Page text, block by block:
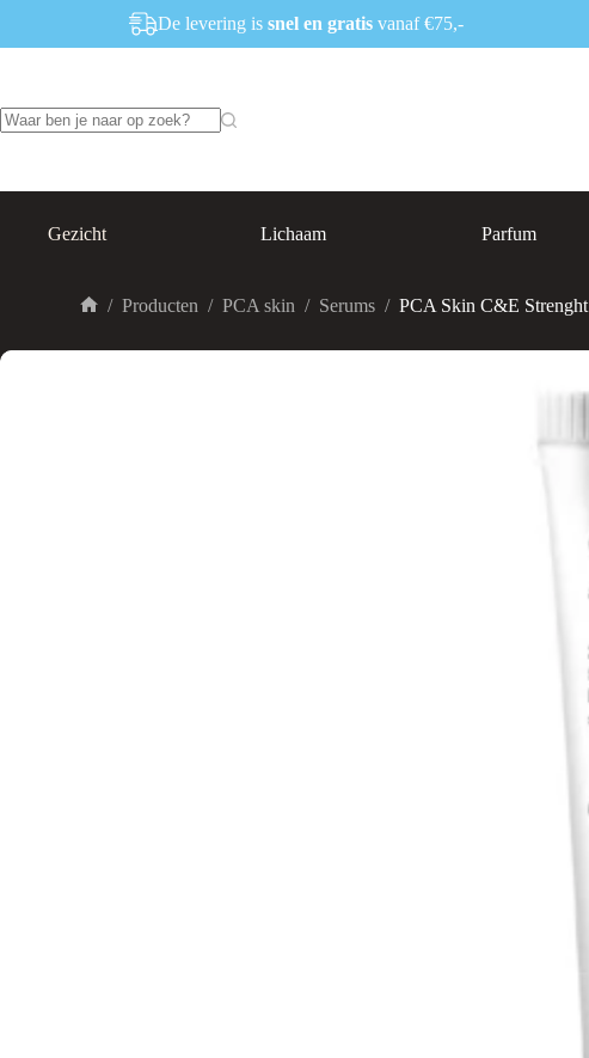
de
De levering issnel en gratis vanaf €75,-
Gezicht Lichaam Parfum
/ Producten / PCA skin / Serums / PCA Skin C&E Strenght